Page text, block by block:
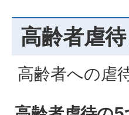
高齢者虐
高齢者への虐